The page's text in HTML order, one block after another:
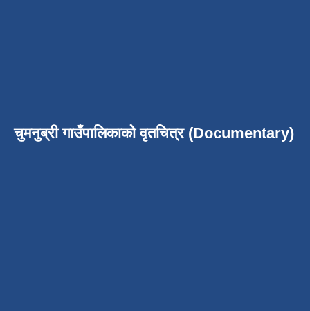
चुमनुब्री गाउँपालिकाको वृतचित्र (Documentary)